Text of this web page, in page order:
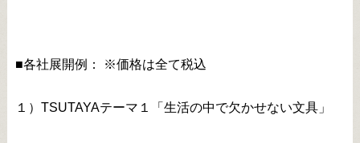
■各社展開例： ※価格は全て税込
１）TSUTAYAテーマ１「生活の中で欠かせない文具」